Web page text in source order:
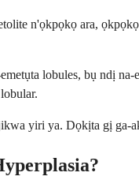
n'ọkpọkọ ara,
lobules, bụ ndị
yiri ya. Dọkịta gị ga-